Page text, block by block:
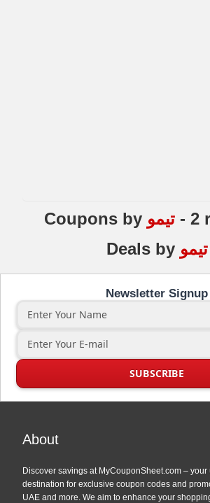
سواء كنت تجدد خزانة ملابسك، تجمل
أو بحثًا عن أحدث الأجهزة التقنية، تيمو لديها
من كوبوناتنا وأكواد الخصم الحصرية
مستوى تجربة التسوق لديك، مما يضمن
التضحية بالجودة أو التنوع.
Coupons by تيمو - 2
Deals by تيمو
Newsletter Signup
About
Discover savings at MyCouponSheet.com – your
destination for exclusive coupon codes and
UAE and more. We aim to enhance your